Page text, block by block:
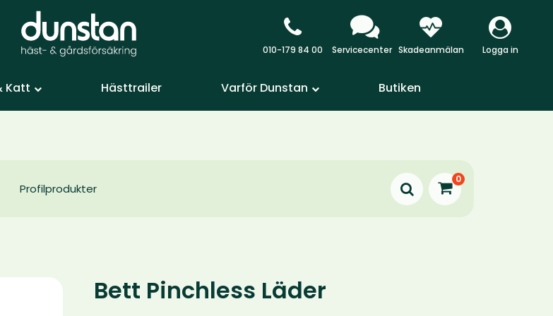
010-179 84 00 Servicecenter Skadeanmälan Logga in
Katt Hästtrailer Varför Dunstan Butiken
Profilprodukter
0
Bett Pinchless Läder